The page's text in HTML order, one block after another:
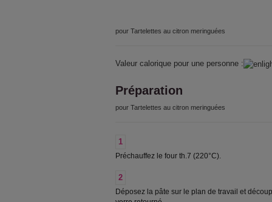
pour Tartelettes au citron meringuées
Valeur calorique pour une personne :
Préparation
pour Tartelettes au citron meringuées
1
Préchauffez le four th.7 (220°C).
2
Déposez la pâte sur le plan de travail et